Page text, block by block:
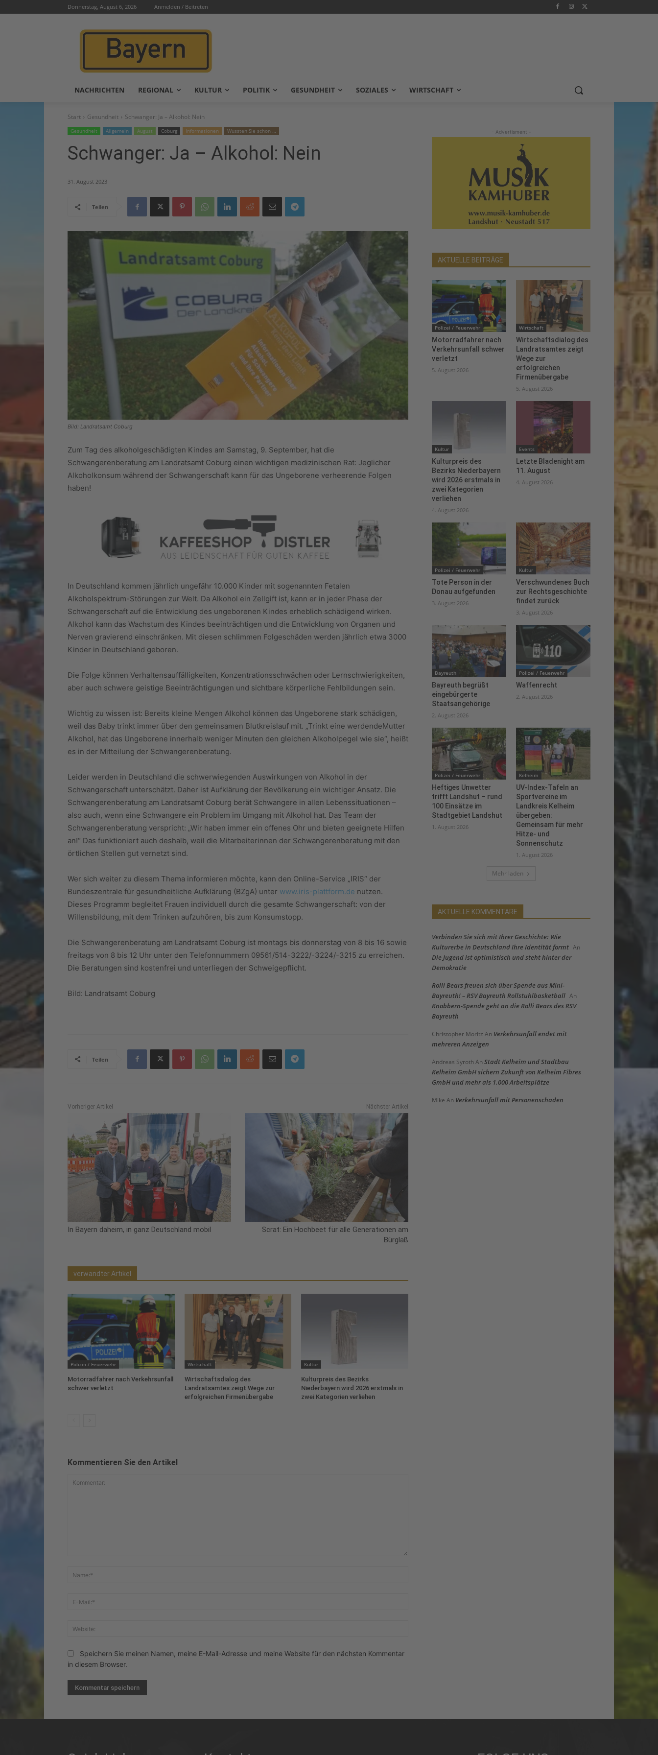
Donnerstag, August 6, 2026 Anmelden / Beitreten
NACHRICHTEN REGIONAL KULTUR POLITIK GESUNDHEIT SOZIALES WIRTSCHAFT
Start Gesundheit Schwanger: Ja – Alkohol: Nein
Gesundheit Allgemein August Coburg Informationen Wussten Sie schon …
Schwanger: Ja – Alkohol: Nein
31. August 2023
Teilen
Bild: Landratsamt Coburg
Zum Tag des alkoholgeschädigten Kindes am Samstag, 9. September, hat die
Schwangerenberatung am Landratsamt Coburg einen wichtigen medizinischen Rat: Jeglicher
Alkoholkonsum während der Schwangerschaft kann für das Ungeborene verheerende Folgen
haben!
In Deutschland kommen jährlich ungefähr 10.000 Kinder mit sogenannten Fetalen
Alkoholspektrum-Störungen zur Welt. Da Alkohol ein Zellgift ist, kann er in jeder Phase der
Schwangerschaft auf die Entwicklung des ungeborenen Kindes erheblich schädigend wirken.
Alkohol kann das Wachstum des Kindes beeinträchtigen und die Entwicklung von Organen und
Nerven gravierend einschränken. Mit diesen schlimmen Folgeschäden werden jährlich etwa 3000
Kinder in Deutschland geboren.
Die Folge können Verhaltensauffälligkeiten, Konzentrationsschwächen oder Lernschwierigkeiten,
aber auch schwere geistige Beeinträchtigungen und sichtbare körperliche Fehlbildungen sein.
Wichtig zu wissen ist: Bereits kleine Mengen Alkohol können das Ungeborene stark schädigen,
weil das Baby trinkt immer über den gemeinsamen Blutkreislauf mit. „Trinkt eine werdendeMutter
Alkohol, hat das Ungeborene innerhalb weniger Minuten den gleichen Alkoholpegel wie sie“, heißt
es in der Mitteilung der Schwangerenberatung.
Leider werden in Deutschland die schwerwiegenden Auswirkungen von Alkohol in der
Schwangerschaft unterschätzt. Daher ist Aufklärung der Bevölkerung ein wichtiger Ansatz. Die
Schwangerenberatung am Landratsamt Coburg berät Schwangere in allen Lebenssituationen –
also auch, wenn eine Schwangere ein Problem im Umgang mit Alkohol hat. Das Team der
Schwangerenberatung verspricht: „Wir haben immer ein offenes Ohr und bieten geeignete Hilfen
an!“ Das funktioniert auch deshalb, weil die Mitarbeiterinnen der Schwangerenberatung mit den
örtlichen Stellen gut vernetzt sind.
Wer sich weiter zu diesem Thema informieren möchte, kann den Online-Service „IRIS“ der
Bundeszentrale für gesundheitliche Aufklärung (BZgA) unter www.iris-plattform.de nutzen.
Dieses Programm begleitet Frauen individuell durch die gesamte Schwangerschaft: von der
Willensbildung, mit dem Trinken aufzuhören, bis zum Konsumstopp.
Die Schwangerenberatung am Landratsamt Coburg ist montags bis donnerstag von 8 bis 16 sowie
freitags von 8 bis 12 Uhr unter den Telefonnummern 09561/514-3222/-3224/-3215 zu erreichen.
Die Beratungen sind kostenfrei und unterliegen der Schweigepflicht.
Bild: Landratsamt Coburg
Teilen
Vorheriger Artikel
In Bayern daheim, in ganz Deutschland mobil
Nächster Artikel
Scrat: Ein Hochbeet für alle Generationen am
Bürglaß
verwandter Artikel
Polizei / Feuerwehr
Motorradfahrer nach Verkehrsunfall
schwer verletzt
Wirtschaft
Wirtschaftsdialog des
Landratsamtes zeigt Wege zur
erfolgreichen Firmenübergabe
Kultur
Kulturpreis des Bezirks
Niederbayern wird 2026 erstmals in
zwei Kategorien verliehen
Kommentieren Sie den Artikel
Speichern Sie meinen Namen, meine E-Mail-Adresse und meine Website für den nächsten Kommentar
in diesem Browser.
- Advertisment -
AKTUELLE BEITRÄGE
Polizei / Feuerwehr
Motorradfahrer nach
Verkehrsunfall schwer
verletzt
5. August 2026
Wirtschaft
Wirtschaftsdialog des
Landratsamtes zeigt
Wege zur
erfolgreichen
Firmenübergabe
5. August 2026
Kultur
Kulturpreis des
Bezirks Niederbayern
wird 2026 erstmals in
zwei Kategorien
verliehen
4. August 2026
Events
Letzte Bladenight am
11. August
4. August 2026
Polizei / Feuerwehr
Tote Person in der
Donau aufgefunden
3. August 2026
Kultur
Verschwundenes Buch
zur Rechtsgeschichte
findet zurück
3. August 2026
Bayreuth
Bayreuth begrüßt
eingebürgerte
Staatsangehörige
2. August 2026
Polizei / Feuerwehr
Waffenrecht
2. August 2026
Polizei / Feuerwehr
Heftiges Unwetter
trifft Landshut – rund
100 Einsätze im
Stadtgebiet Landshut
1. August 2026
Kelheim
UV-Index-Tafeln an
Sportvereine im
Landkreis Kelheim
übergeben:
Gemeinsam für mehr
Hitze- und
Sonnenschutz
1. August 2026
Mehr laden
AKTUELLE KOMMENTARE
Verbinden Sie sich mit Ihrer Geschichte: Wie
Kulturerbe in Deutschland Ihre Identität formt An
Die Jugend ist optimistisch und steht hinter der
Demokratie
Rolli Bears freuen sich über Spende aus Mini-
Bayreuth! – RSV Bayreuth Rollstuhlbasketball An
Knobbern-Spende geht an die Rolli Bears des RSV
Bayreuth
Christopher Moritz An Verkehrsunfall endet mit
mehreren Anzeigen
Andreas Syroth An Stadt Kelheim und Stadtbau
Kelheim GmbH sichern Zukunft von Kelheim Fibres
GmbH und mehr als 1.000 Arbeitsplätze
Mike An Verkehrsunfall mit Personenschaden